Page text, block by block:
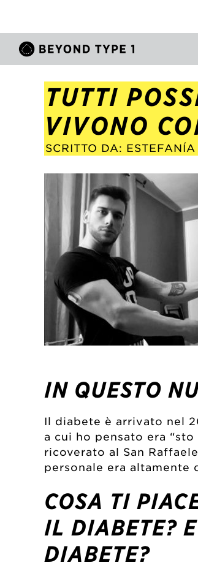
TUTTI
VIVONO
SCRITTO DA:
IN QUESTO
Il diabete è arrivato nel
a cui ho pensato era
ricoverato al San
personale era
COSA TI
IL DIABETE?
DIABETE?